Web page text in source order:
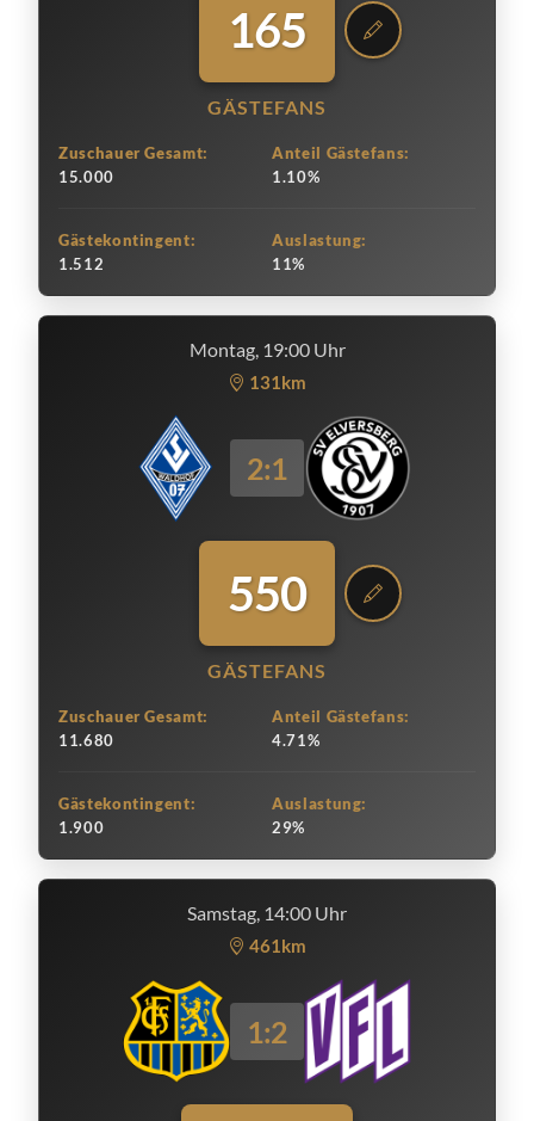
165
GÄSTEFANS
Zuschauer Gesamt:
15.000
Anteil Gästefans:
1.10%
Gästekontingent:
1.512
Auslastung:
11%
Montag, 19:00 Uhr
131km
2:1
550
GÄSTEFANS
Zuschauer Gesamt:
11.680
Anteil Gästefans:
4.71%
Gästekontingent:
1.900
Auslastung:
29%
Samstag, 14:00 Uhr
461km
1:2